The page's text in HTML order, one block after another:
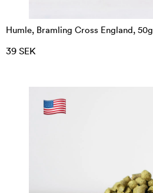
Humle, Bramling Cross England, 50g
39 SEK